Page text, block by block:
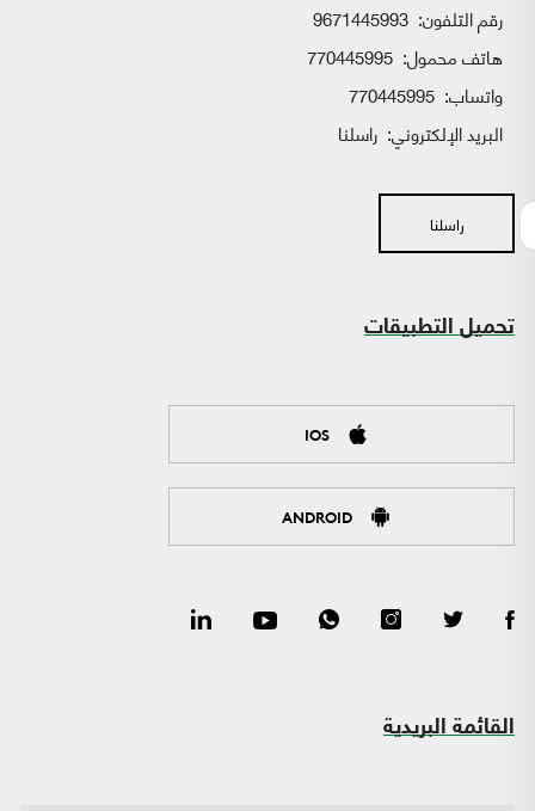
رقم التلفون: 9671445993
هاتف محمول: 770445995
واتساب:
البريد الإلكتروني: راسلنا
راسلنا
تحميل التطبيقات
IOS
ANDROID
القائمة البريدية